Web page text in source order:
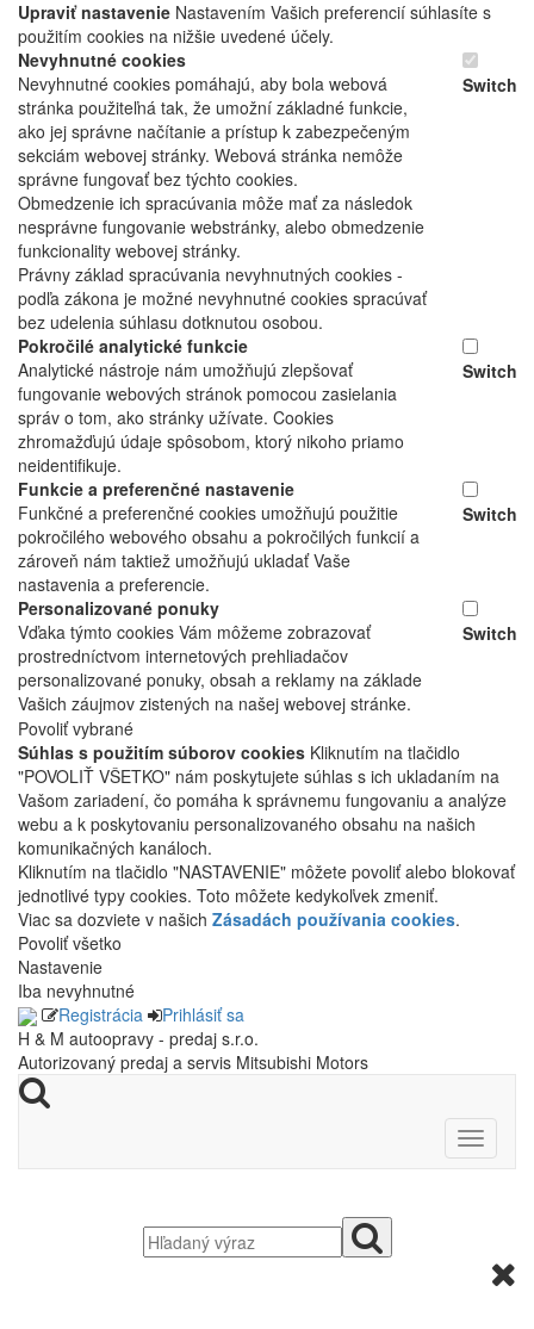
Upraviť nastavenie Nastavením Vašich preferencií súhlasíte s
použitím cookies na nižšie uvedené účely.
Nevyhnutné cookies
Nevyhnutné cookies pomáhajú, aby bola webová
stránka použiteľná tak, že umožní základné funkcie,
ako jej správne načítanie a prístup k zabezpečeným
sekciám webovej stránky. Webová stránka nemôže
správne fungovať bez týchto cookies.
Obmedzenie ich spracúvania môže mať za následok
nesprávne fungovanie webstránky, alebo obmedzenie
funkcionality webovej stránky.
Právny základ spracúvania nevyhnutných cookies -
podľa zákona je možné nevyhnutné cookies spracúvať
bez udelenia súhlasu dotknutou osobou.
Switch
Pokročilé analytické funkcie
Analytické nástroje nám umožňujú zlepšovať
fungovanie webových stránok pomocou zasielania
správ o tom, ako stránky užívate. Cookies
zhromažďujú údaje spôsobom, ktorý nikoho priamo
neidentifikuje.
Switch
Funkcie a preferenčné nastavenie
Funkčné a preferenčné cookies umožňujú použitie
pokročilého webového obsahu a pokročilých funkcií a
zároveň nám taktiež umožňujú ukladať Vaše
nastavenia a preferencie.
Switch
Personalizované ponuky
Vďaka týmto cookies Vám môžeme zobrazovať
prostredníctvom internetových prehliadačov
personalizované ponuky, obsah a reklamy na základe
Vašich záujmov zistených na našej webovej stránke.
Switch
Povoliť vybrané
Súhlas s použitím súborov cookies Kliknutím na tlačidlo
"POVOLIŤ VŠETKO" nám poskytujete súhlas s ich ukladaním na
Vašom zariadení, čo pomáha k správnemu fungovaniu a analýze
webu a k poskytovaniu personalizovaného obsahu na našich
komunikačných kanáloch.
Kliknutím na tlačidlo "NASTAVENIE" môžete povoliť alebo blokovať
jednotlivé typy cookies. Toto môžete kedykoľvek zmeniť.
Viac sa dozviete v našich Zásadách používania cookies.
Povoliť všetko
Nastavenie
Iba nevyhnutné
Registrácia
Prihlásiť sa
H & M autoopravy - predaj s.r.o.
Autorizovaný predaj a servis Mitsubishi Motors